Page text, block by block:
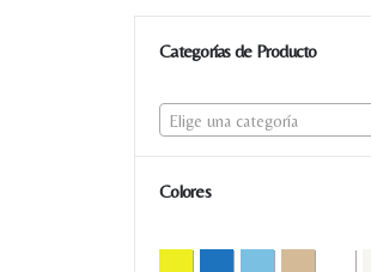
Categorías de Producto
Elige una categoría
Colores